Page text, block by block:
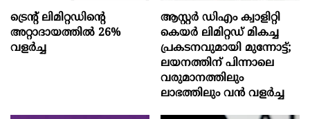
ട്രെന്റ് ലിമിറ്റഡിന്റെ
അറ്റാദായത്തിൽ 26%
വളര്‍ച്ച
ആസ്റ്റർ ഡിഎം ക്വാളിറ്റി
കെയർ ലിമിറ്റഡ് മികച്ച
പ്രകടനവുമായി മുന്നോട്ട്;
ലയനത്തിന് പിന്നാലെ
വരുമാനത്തിലും
ലാഭത്തിലും വൻ വളർച്ച